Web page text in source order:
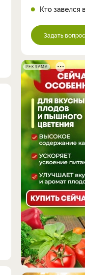
Кто завелся
Задать вопрос
РЕКЛАМА